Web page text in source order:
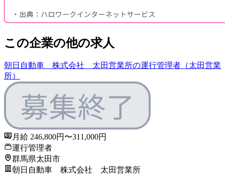
この企業の他の求人
朝日自動車 株式会社 太田営業所の運行管理者（太田営業
所）
月給 246,800円〜311,000円
運行管理者
群馬県太田市
朝日自動車 株式会社 太田営業所